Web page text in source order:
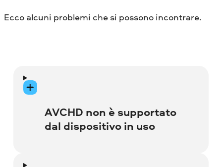
Ecco alcuni problemi che si possono incontrare.
AVCHD non è supportato
dal dispositivo in uso